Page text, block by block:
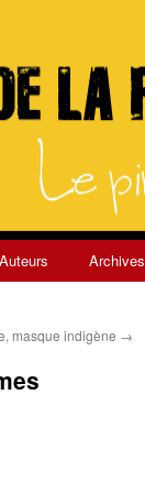
Auteurs Archives
masque indigène →